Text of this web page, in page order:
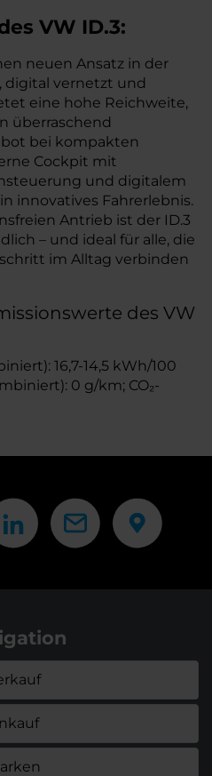
VW ID.3:
neuen Ansatz in der
digital vernetzt und
eine hohe Reichweite,
überraschend
bei kompakten
Cockpit mit
und digitalem
innovatives Fahrerlebnis.
Antrieb ist der ID.3
– und ideal für alle, die
im Alltag verbinden
des VW
16,7-14,5 kWh/100
0 g/km; CO₂-